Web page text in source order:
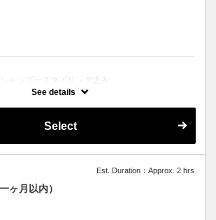
ャンプースタイリング込み
LL¥＋2200
お選びください。
See details
Select
Est. Duration：Approx. 2 hrs
ヶ月以内）